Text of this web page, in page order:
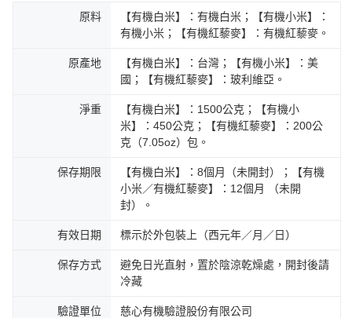
原料
【有機白米】：有機白米；【有機小米】：
有機小米；【有機紅藜麥】：有機紅藜麥。
原產地
【有機白米】：台灣；【有機小米】：美
國；【有機紅藜麥】：玻利維亞。
淨重
【有機白米】：1500公克；【有機小
米】：450公克；【有機紅藜麥】：200公
克（7.05oz）包。
保存期限
【有機白米】：8個月（未開封）；【有機
小米／有機紅藜麥】：12個月 （未開
封）。
有效日期 標示於外包裝上（西元年／月／日）
保存方式
避免日光直射，置於陰涼乾燥處，開封後請
冷藏
驗證單位 慈心有機驗證股份有限公司